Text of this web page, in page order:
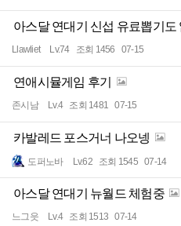
아스달 연대기 신섭 유료뽑기도
Llawliet Lv.74 조회 1456 07-15
연애시뮬게임 후기
존시남 Lv.4 조회 1481 07-15
카발레드 포스거너 나오넹
도퍼노바 Lv.62 조회 1545 07-14
아스달 연대기 뉴월드 체험중
느그읏 Lv.4 조회 1513 07-14